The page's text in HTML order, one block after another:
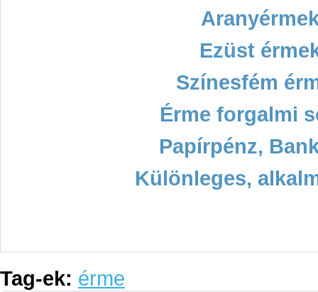
Ezüst
Színesfém
Érme forgalmi
Papírpénz,
Különleges,
Tag-ek: érme